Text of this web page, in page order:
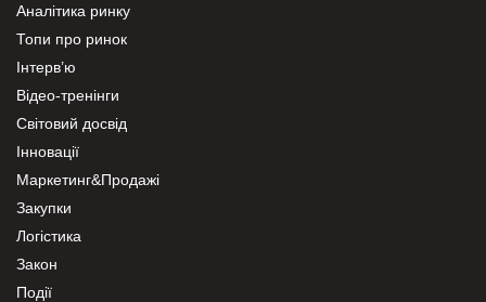
Аналітика ринку
Топи про ринок
Інтерв’ю
Відео-тренінги
Світовий досвід
Інновації
Маркетинг&Продажі
Закупки
Логістика
Закон
Події